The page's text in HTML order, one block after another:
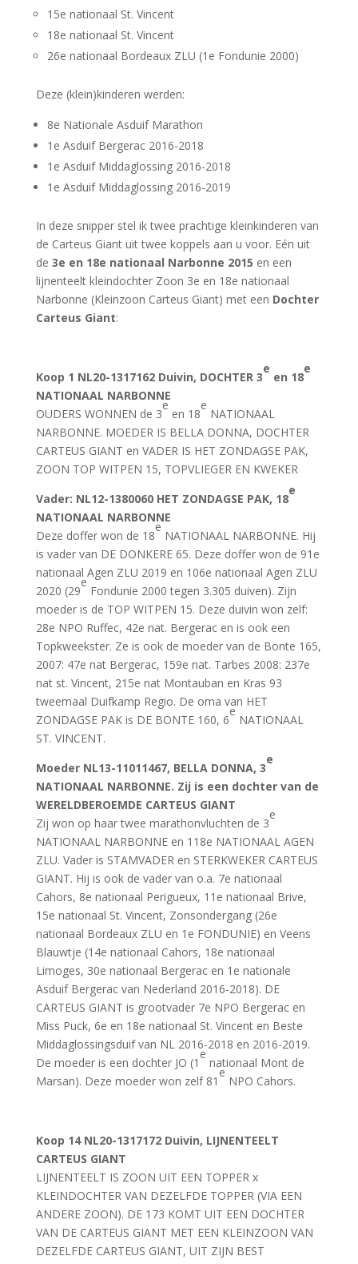
15e nationaal St. Vincent
18e nationaal St. Vincent
26e nationaal Bordeaux ZLU (1e Fondunie 2000)
Deze (klein)kinderen werden:
8e Nationale Asduif Marathon
1e Asduif Bergerac 2016-2018
1e Asduif Middaglossing 2016-2018
1e Asduif Middaglossing 2016-2019
In deze snipper stel ik twee prachtige kleinkinderen van
de Carteus Giant uit twee koppels aan u voor. Eén uit
de 3e en 18e nationaal Narbonne 2015 en een
lijnenteelt kleindochter Zoon 3e en 18e nationaal
Narbonne (Kleinzoon Carteus Giant) met een Dochter
Carteus Giant:
Koop 1 NL20-1317162 Duivin, DOCHTER 3
e
en 18
e
NATIONAAL NARBONNE
OUDERS WONNEN de 3
e
en 18
e
NATIONAAL
NARBONNE. MOEDER IS BELLA DONNA, DOCHTER
CARTEUS GIANT en VADER IS HET ZONDAGSE PAK,
ZOON TOP WITPEN 15, TOPVLIEGER EN KWEKER
Vader: NL12-1380060 HET ZONDAGSE PAK, 18
e
NATIONAAL NARBONNE
Deze doffer won de 18
e
NATIONAAL NARBONNE. Hij
is vader van DE DONKERE 65. Deze doffer won de 91e
nationaal Agen ZLU 2019 en 106e nationaal Agen ZLU
2020 (29
e
Fondunie 2000 tegen 3.305 duiven). Zijn
moeder is de TOP WITPEN 15. Deze duivin won zelf:
28e NPO Ruffec, 42e nat. Bergerac en is ook een
Topkweekster. Ze is ook de moeder van de Bonte 165,
2007: 47e nat Bergerac, 159e nat. Tarbes 2008: 237e
nat st. Vincent, 215e nat Montauban en Kras 93
tweemaal Duifkamp Regio. De oma van HET
ZONDAGSE PAK is DE BONTE 160, 6
e
NATIONAAL
ST. VINCENT.
MoederNL13-11011467, BELLA DONNA, 3
e
NATIONAAL NARBONNE. Zij is een dochter van de
WERELDBEROEMDE CARTEUS GIANT
Zij won op haar twee marathonvluchten de 3
e
NATIONAAL NARBONNE en 118e NATIONAAL AGEN
ZLU. Vader is STAMVADER en STERKWEKER CARTEUS
GIANT. Hij is ook de vader van o.a. 7e nationaal
Cahors, 8e nationaal Perigueux, 11e nationaal Brive,
15e nationaal St. Vincent, Zonsondergang (26e
nationaal Bordeaux ZLU en 1e FONDUNIE) en Veens
Blauwtje (14e nationaal Cahors, 18e nationaal
Limoges, 30e nationaal Bergerac en 1e nationale
Asduif Bergerac van Nederland 2016-2018). DE
CARTEUS GIANT is grootvader 7e NPO Bergerac en
Miss Puck, 6e en 18e nationaal St. Vincent en Beste
Middaglossingsduif van NL 2016-2018 en 2016-2019.
De moeder is een dochter JO (1
e
nationaal Mont de
Marsan). Deze moeder won zelf 81
e
NPO Cahors.
Koop 14 NL20-1317172 Duivin, LIJNENTEELT
CARTEUS GIANT
LIJNENTEELT IS ZOON UIT EEN TOPPER x
KLEINDOCHTER VAN DEZELFDE TOPPER (VIA EEN
ANDERE ZOON). DE 173 KOMT UIT EEN DOCHTER
VAN DE CARTEUS GIANT MET EEN KLEINZOON VAN
DEZELFDE CARTEUS GIANT, UIT ZIJN BEST